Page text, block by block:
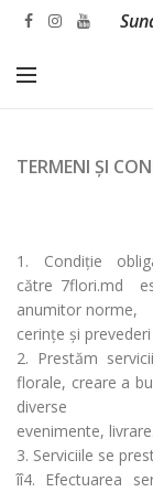
TERMENI ȘI
1. Condiție
către 7flori.md
anumitor norme,
cerințe și
2. Prestăm
florale, creare a
diverse
evenimente, livrare.
3. Serviciile se
îî4. Efectuarea